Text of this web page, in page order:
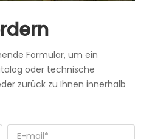
Formular, um ein
oder technische
zurück zu Ihnen innerhalb